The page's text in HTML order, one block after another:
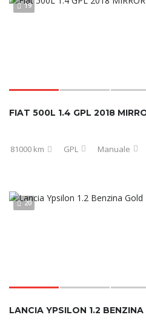
19
81000 km GPL Manuale
20